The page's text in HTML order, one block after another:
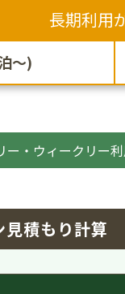
長期利用
～)
ー・ウィークリー
積もり計算